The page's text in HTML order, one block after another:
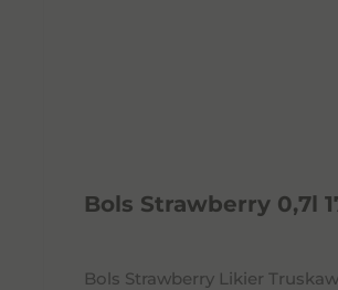
Bols Strawberry 0,7l
Bols Strawberry Likier